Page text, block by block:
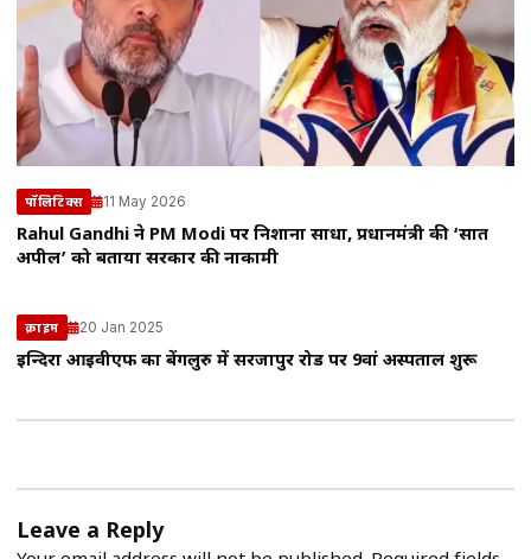
पॉलिटिक्स 11 May 2026
Rahul Gandhi ने PM Modi पर निशाना साधा, प्रधानमंत्री की ‘सात
अपील’ को बताया सरकार की नाकामी
क्राइम 20 Jan 2025
इन्दिरा आईवीएफ का बेंगलुरु में सरजापुर रोड पर 9वां अस्पताल शुरू
Leave a Reply